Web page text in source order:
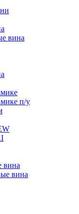
вина
п/у
вина
вина